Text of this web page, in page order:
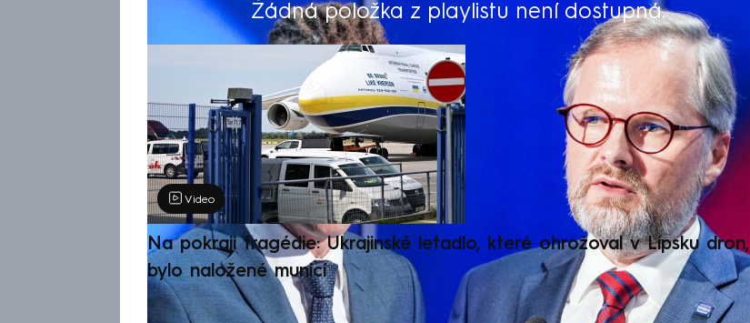
Žádná položka z playlistu není dostupná.
Výběr redakce
Video
Na pokraji tragédie: Ukrajinské letadlo, které ohrožoval v Lipsku dron,
bylo naložené municí